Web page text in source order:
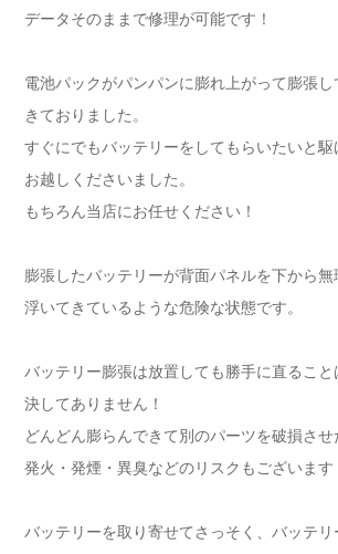
データそのままで修理が可能です！
電池パックがパンパンに膨れ上がって膨張し
きておりました。
すぐにでもバッテリーをしてもらいたいと駆
お越しくださいました。
もちろん当店にお任せください！
膨張したバッテリーが背面パネルを下から無
浮いてきているような危険な状態です。
バッテリー膨張は放置しても勝手に直ること
決してありません！
どんどん膨らんできて別のパーツを破損させ
発火・発煙・異臭などのリスクもございます
バッテリーを取り寄せてさっそく、バッテリ